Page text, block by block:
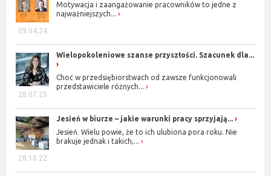
09.04.24
Motywacja i zaangażowanie pracowników to jedne z
najważniejszych...
28.07.23
Wielopokoleniowe szanse przyszłości. Szacunek dla...
Choć w przedsiębiorstwach od zawsze funkcjonowali
przedstawiciele różnych...
28.10.22
Jesień w biurze – jakie warunki pracy sprzyjają...
Jesień. Wielu powie, że to ich ulubiona pora roku. Nie
brakuje jednak i takich,...